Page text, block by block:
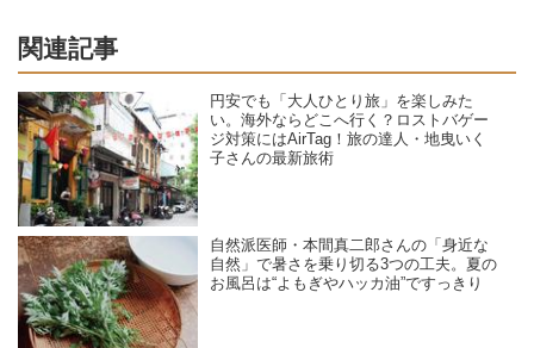
関連記事
円安でも「大人ひとり旅」を楽しみた
い。海外ならどこへ行く？ロストバゲー
ジ対策にはAirTag！旅の達人・地曳いく
子さんの最新旅術
自然派医師・本間真二郎さんの「身近な
自然」で暑さを乗り切る3つの工夫。夏の
お風呂は“よもぎやハッカ油”ですっきり